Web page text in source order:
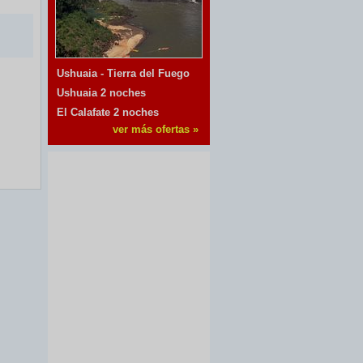
Ushuaia - Tierra del Fuego
Ushuaia 2 noches
El Calafate 2 noches
ver más ofertas »